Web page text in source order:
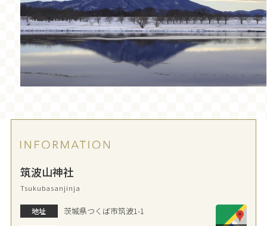
筑波山神社
Tsukubasanjinja
地址 茨城県つくば市筑波1-1